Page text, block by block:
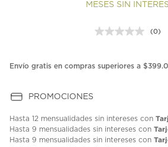
MESES SIN
Sin
en
(0)
Envío gratis en compras superiores a
PROMOCIONES
Hasta 12 mensualidades sin intereses con
Hasta 9 mensualidades sin intereses con
Hasta 9 mensualidades sin intereses con